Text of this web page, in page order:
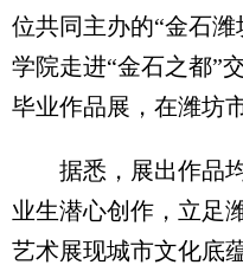
位共同主办的“金石
学院走进“金石之都”
毕业作品展，在潍坊
据悉，展出作品均
业生潜心创作，立足
艺术展现城市文化底蕴